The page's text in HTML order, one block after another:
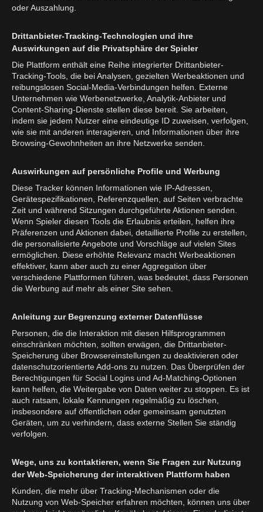
oder Auszahlung.
Drittanbieter-Tracking-Technologien und ihre
Auswirkungen auf die Privatsphäre der Spieler
Die Plattform enthält eine Reihe integrierter Drittanbieter-
Tracking-Tools, die bei Analysen, gezielten Werbeaktionen und
reibungslosen Social-Media-Verbindungen helfen. Externe
Unternehmen wie Werbenetzwerke, Analytik-Anbieter und
Content-Sharing-Dienste stellen diese bereit. Sie arbeiten,
indem sie jedem Nutzer eine eindeutige ID zuweisen, verfolgen,
wie sie mit anderen interagieren, und Informationen über ihre
Browsing-Gewohnheiten an ihre Netzwerke senden.
Auswirkungen auf persönliche Profile und Werbung
Diese Tracker können Informationen wie IP-Adressen,
Gerätespezifikationen, Referenzquellen, auf Seiten verbrachte
Zeit und während Sitzungen durchgeführte Aktionen senden.
Wenn Spieler diesen Tools die Erlaubnis erteilen, helfen ihre
Präferenzen und Aktionen dabei, detaillierte Profile zu erstellen,
die personalisierte Angebote und Vorschläge auf vielen Sites
ermöglichen. Diese erhöhte Relevanz macht Werbeaktionen
effektiver, kann aber auch zu einer Aggregation über
verschiedene Plattformen führen, was bedeutet, dass Personen
die Werbung auf mehr als einer Site sehen.
Anleitung zur Begrenzung externer Datenflüsse
Personen, die die Interaktion mit diesen Hilfsprogrammen
einschränken möchten, sollten erwägen, die Drittanbieter-
Speicherung über Browsereinstellungen zu deaktivieren oder
datenschutzorientierte Add-ons zu nutzen. Das Überprüfen der
Berechtigungen für Social Logins und Ad-Matching-Optionen
kann helfen, die Weitergabe von Daten weiter zu stoppen. Es ist
auch ratsam, lokale Kennungen regelmäßig zu löschen,
insbesondere auf öffentlichen oder gemeinsam genutzten
Geräten, um zu verhindern, dass externe Stellen Sie ständig
verfolgen.
Wege, uns zu kontaktieren, wenn Sie Fragen zur Nutzung
der Web-Speicherung der interaktiven Plattform haben
Kunden, die mehr über Tracking-Mechanismen oder die
Nutzung von Web-Speicher erfahren möchten, können uns über